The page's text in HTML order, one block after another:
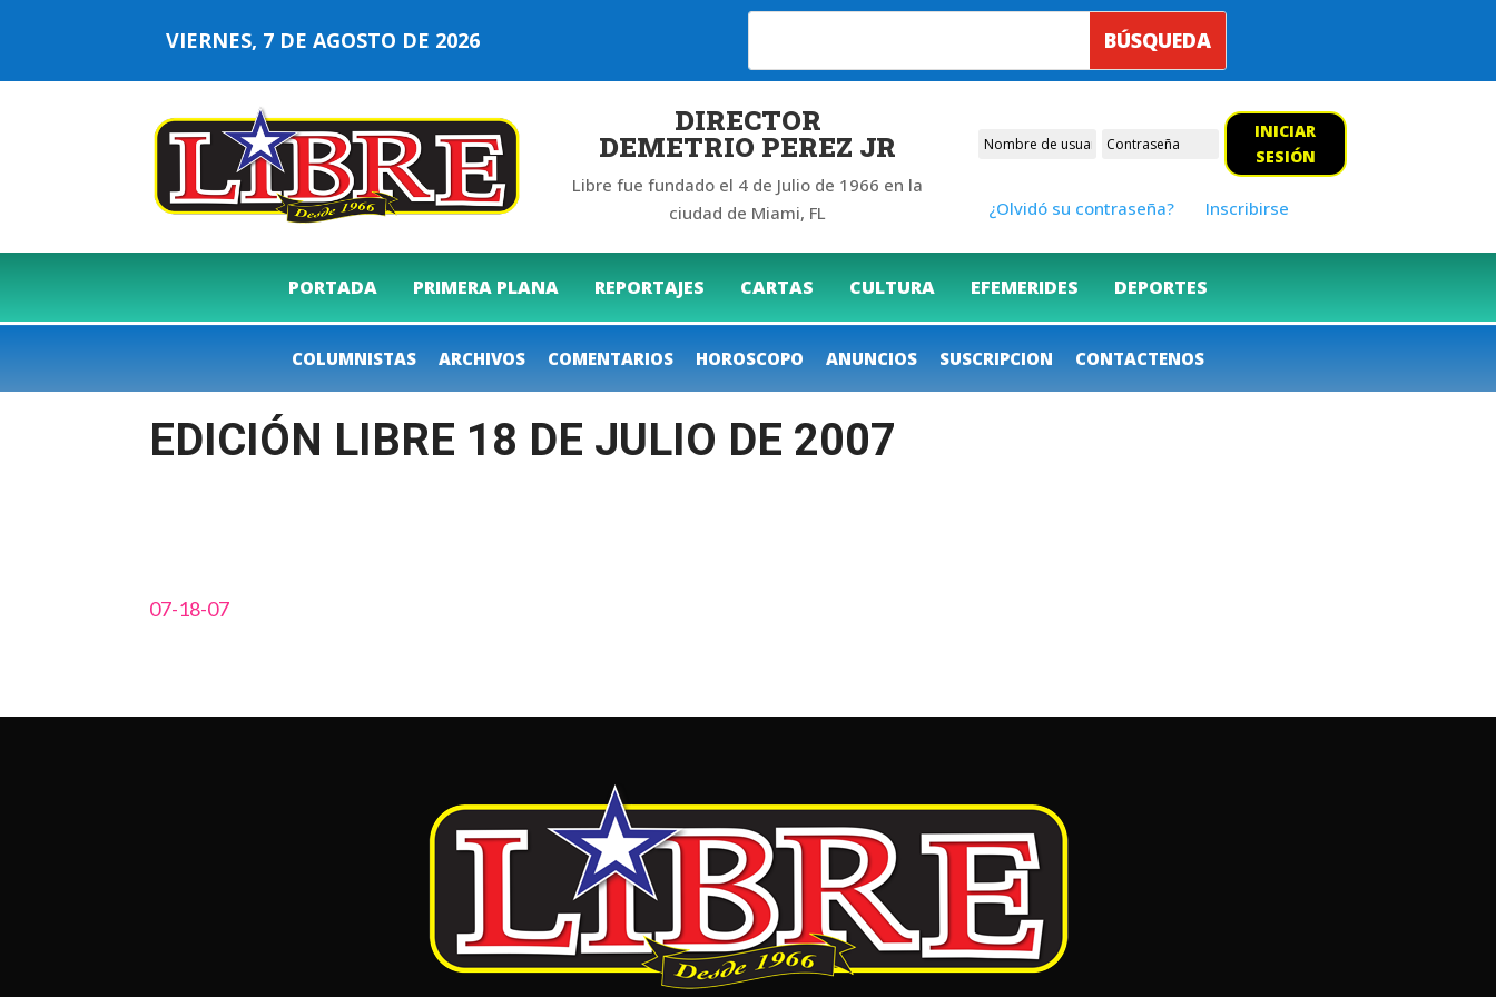
VIERNES, 7 DE AGOSTO DE 2026
DIRECTOR
DEMETRIO PEREZ JR
Libre fue fundado el 4 de Julio de 1966 en la
ciudad de Miami, FL
INICIAR
SESIÓN
¿Olvidó su contraseña? Inscribirse
PORTADA PRIMERA PLANA REPORTAJES CARTAS CULTURA EFEMERIDES DEPORTES
COLUMNISTAS ARCHIVOS COMENTARIOS HOROSCOPO ANUNCIOS SUSCRIPCION CONTACTENOS
EDICIÓN LIBRE 18 DE JULIO DE 2007
07-18-07